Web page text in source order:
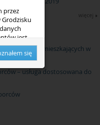
przez
Grodzisku
jest
Adres
w
ul.
się
więcej
(dla osób mieszkających w
– usługa dostosowana do